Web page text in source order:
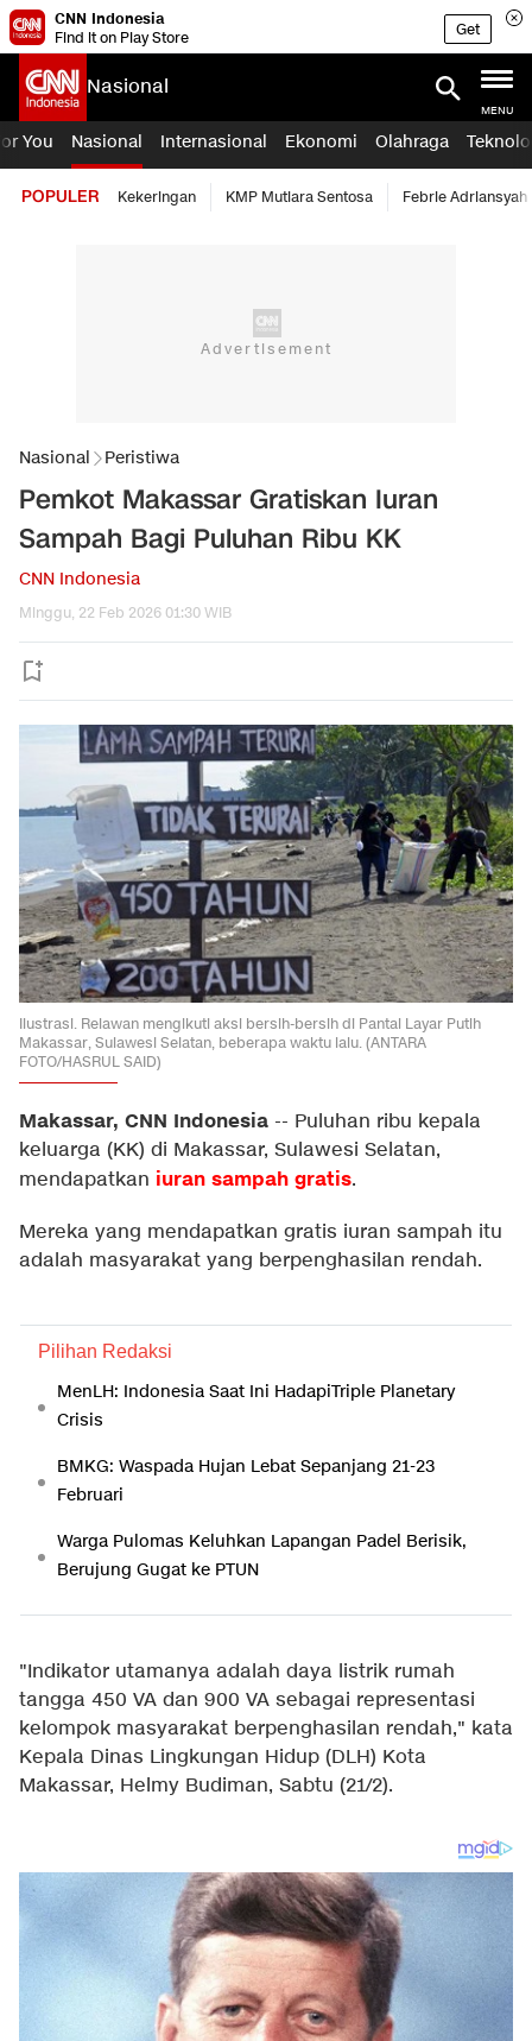
CNN Indonesia
Find it on Play Store
Get
Nasional
MENU
You Nasional Internasional Ekonomi Olahraga
POPULER Kekeringan KMP Mutiara Sentosa Febrie Adriansyah
Nasional Peristiwa
Pemkot Makassar Gratiskan Iuran
Sampah Bagi Puluhan Ribu KK
CNN Indonesia
Minggu, 22 Feb 2026 01:30 WIB
Ilustrasi. Relawan mengikuti aksi bersih-bersih di Pantai Layar Putih
Makassar, Sulawesi Selatan, beberapa waktu lalu. (ANTARA
FOTO/HASRUL SAID)
Makassar, CNN Indonesia -- Puluhan ribu kepala
keluarga (KK) di Makassar, Sulawesi Selatan,
mendapatkan iuran sampah gratis.
Mereka yang mendapatkan gratis iuran sampah itu
adalah masyarakat yang berpenghasilan rendah.
Pilihan Redaksi
MenLH: Indonesia Saat Ini HadapiTriple Planetary
Crisis
BMKG: Waspada Hujan Lebat Sepanjang 21-23
Februari
Warga Pulomas Keluhkan Lapangan Padel Berisik,
Berujung Gugat ke PTUN
"Indikator utamanya adalah daya listrik rumah
tangga 450 VA dan 900 VA sebagai representasi
kelompok masyarakat berpenghasilan rendah," kata
Kepala Dinas Lingkungan Hidup (DLH) Kota
Makassar, Helmy Budiman, Sabtu (21/2).